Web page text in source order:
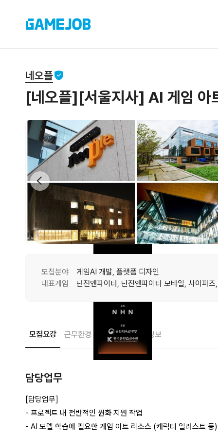
네오플
[네오플][서울지사] AI 게임 아
모집분야
게임AI 개발, 플랫폼 디자인
대표게임
모집요강 근무환경 접수안내 기업정보
담당업무